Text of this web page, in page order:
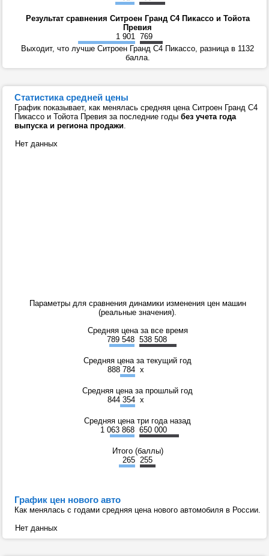
Результат сравнения Ситроен Гранд C4 Пикассо и Тойота
Превия
1 901
769
Выходит, что лучше Ситроен Гранд C4 Пикассо, разница в 1132
балла.
Статистика средней цены
График показывает, как менялась средняя цена Ситроен Гранд C4
Пикассо и Тойота Превия за последние годы без учета года
выпуска и региона продажи
Нет данных
Параметры для сравнения динамики изменения цен машин
(реальные значения).
Средняя цена за все время
789 548 538 508
Средняя цена за текущий год
888 784 x
Средняя цена за прошлый год
844 354 x
Средняя цена три года назад
1 063 868 650 000
Итого (баллы)
265 255
График цен нового авто
Как менялась с годами средняя цена нового автомобиля в России.
Нет данных